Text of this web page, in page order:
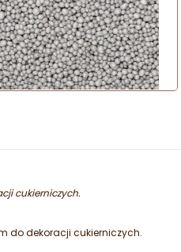
cukierniczych.
do dekoracji cukierniczych.